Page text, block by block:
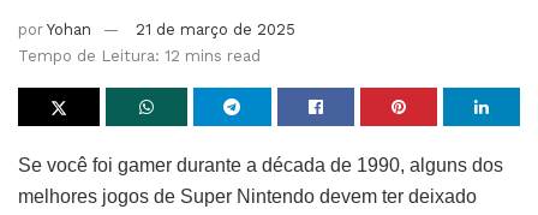
por Yohan
21 de março de 2025
Tempo de Leitura: 12 mins read
Se você foi gamer durante a década de 1990, alguns dos
melhores jogos de Super Nintendo devem ter deixado